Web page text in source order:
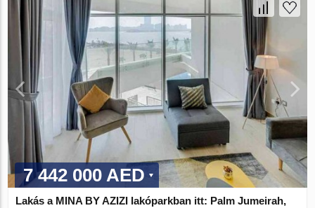
7 442 000 AED
Lakás a MINA BY AZIZI lakóparkban itt: Palm Jumeirah,